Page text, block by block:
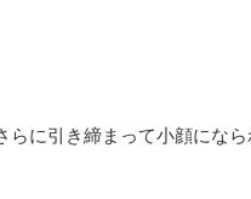
らに引き締まって小顔になら